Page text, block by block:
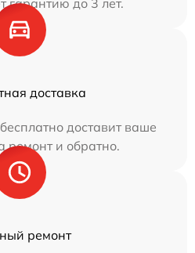
доставка
доставит ваше
ремонт и обратно.
ремонт